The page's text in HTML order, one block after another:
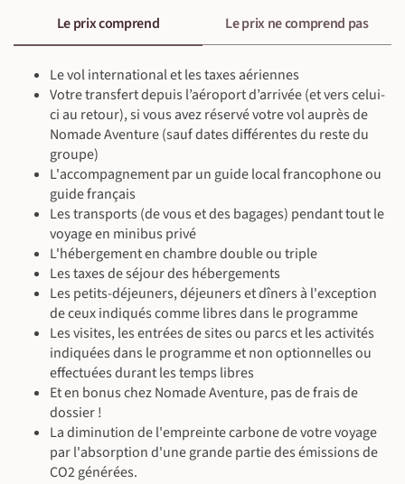
Le prix comprend Le prix ne comprend pas
Le vol international et les taxes aériennes
Votre transfert depuis l’aéroport d’arrivée (et vers celui-
ci au retour), si vous avez réservé votre vol auprès de
Nomade Aventure (sauf dates différentes du reste du
groupe)
L'accompagnement par un guide local francophone ou
guide français
Les transports (de vous et des bagages) pendant tout le
voyage en minibus privé
L'hébergement en chambre double ou triple
Les taxes de séjour des hébergements
Les petits-déjeuners, déjeuners et dîners à l'exception
de ceux indiqués comme libres dans le programme
Les visites, les entrées de sites ou parcs et les activités
indiquées dans le programme et non optionnelles ou
effectuées durant les temps libres
Et en bonus chez Nomade Aventure, pas de frais de
dossier !
La diminution de l'empreinte carbone de votre voyage
par l'absorption d'une grande partie des émissions de
CO2 générées.